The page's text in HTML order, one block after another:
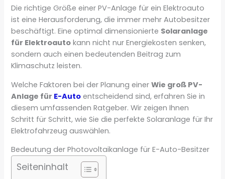
Die richtige Größe einer PV-Anlage für ein Elektroauto
ist eine Herausforderung, die immer mehr Autobesitzer
beschäftigt. Eine optimal dimensionierte Solaranlage
für Elektroauto kann nicht nur Energiekosten senken,
sondern auch einen bedeutenden Beitrag zum
Klimaschutz leisten.
Welche Faktoren bei der Planung einerWie groß PV-
Anlage für E-Auto entscheidend sind, erfahren Sie in
diesem umfassenden Ratgeber. Wir zeigen Ihnen
Schritt für Schritt, wie Sie die perfekte Solaranlage für Ihr
Elektrofahrzeug auswählen.
Bedeutung der Photovoltaikanlage für E-Auto-Besitzer
Seiteninhalt